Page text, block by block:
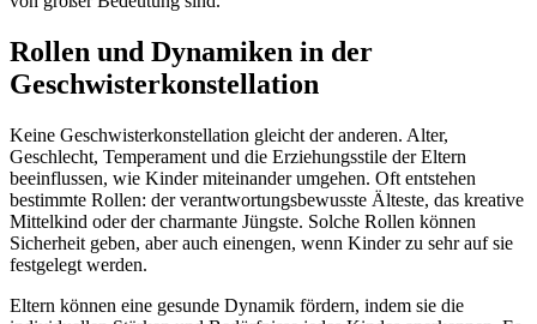
Rollen und Dynamiken in der
Geschwisterkonstellation
Keine Geschwisterkonstellation gleicht der anderen. Alter,
Geschlecht, Temperament und die Erziehungsstile der Eltern
beeinflussen, wie Kinder miteinander umgehen. Oft entstehen
bestimmte Rollen: der verantwortungsbewusste Älteste, das kreative
Mittelkind oder der charmante Jüngste. Solche Rollen können
Sicherheit geben, aber auch einengen, wenn Kinder zu sehr auf sie
festgelegt werden.
Eltern können eine gesunde Dynamik fördern, indem sie die